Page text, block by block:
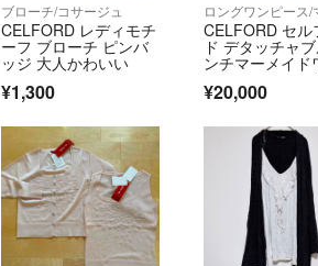
ブローチ/コサージュ
CELFORD レディモチ
ーフ ブローチ ピンバ
ッジ 大人かわいい
¥1,300
CELFORD セル
ド デタッチャ
ンチマーメイド
¥20,000